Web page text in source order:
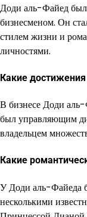
Доди аль-Файед
бизнесменом. Он
стилем жизни и
личностями.
Какие
В бизнесе Доди
был управляющим
владельцем
Какие
У Доди аль-Файеда
несколькими